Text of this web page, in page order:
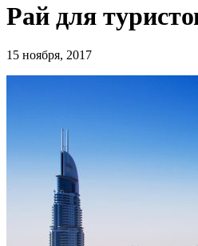
Рай для
15 ноября, 2017